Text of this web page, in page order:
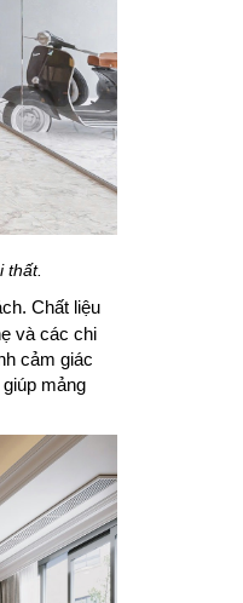
thất.
Chất liệu
và các chi
cảm giác
mảng